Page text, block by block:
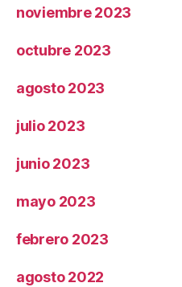
noviembre 2023
octubre 2023
agosto 2023
julio 2023
junio 2023
mayo 2023
febrero 2023
agosto 2022